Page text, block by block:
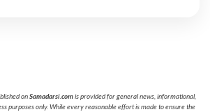
onSamadarsi.comis provided for general news, informational,
purposes only. While every reasonable effort is made to ensure the